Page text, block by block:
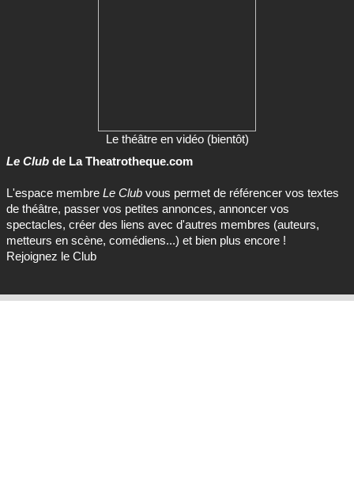
Le théâtre en vidéo (bientôt)
Le Club de La Theatrotheque.com
L'espace membre Le Club vous permet de référencer vos textes
de théâtre, passer vos petites annonces, annoncer vos
spectacles, créer des liens avec d'autres membres (auteurs,
metteurs en scène, comédiens...) et bien plus encore !
Rejoignez le Club